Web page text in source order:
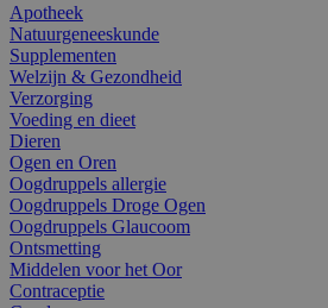
Apotheek
Natuurgeneeskunde
Supplementen
Welzijn & Gezondheid
Verzorging
Voeding en dieet
Dieren
Ogen en Oren
Oogdruppels allergie
Oogdruppels Droge Ogen
Oogdruppels Glaucoom
Ontsmetting
Middelen voor het Oor
Contraceptie